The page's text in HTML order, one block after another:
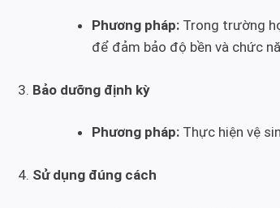
Phương pháp:Trong trường
để đảm bảo độ bền và chức
Bảo dưỡng định kỳ
Phương pháp:Thực hiện vệ
Sử dụng đúng cách